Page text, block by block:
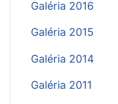
Galéria 2016
Galéria 2015
Galéria 2014
Galéria 2011